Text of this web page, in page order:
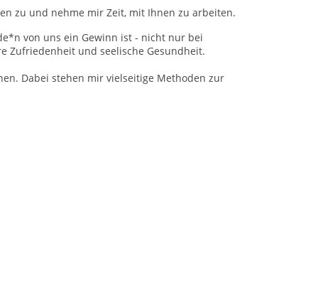
zu und nehme mir Zeit, mit Ihnen zu arbeiten.
von uns ein Gewinn ist - nicht nur bei
Zufriedenheit und seelische Gesundheit.
Dabei stehen mir vielseitige Methoden zur